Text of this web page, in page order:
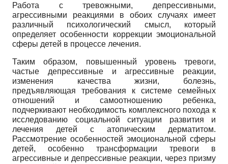
Работа с тревожными, депрессивными,
агрессивными реакциями в обоих случаях имеет
различный психологический смысл, который
определяет особенности коррекции эмоциональной
сферы детей в процессе лечения.
Таким образом, повышенный уровень тревоги,
частые депрессивные и агрессивные реакции,
изменения качества жизни, болезнь,
предъявляющая требования к системе семейных
отношений и самоотношению ребенка,
подчеркивают необходимость комплексного похода к
исследованию социальной ситуации развития и
лечения детей с атопическим дерматитом.
Рассмотрение особенностей эмоциональной сферы
детей, особенно трансформации тревоги в
агрессивные и депрессивные реакции, через призму